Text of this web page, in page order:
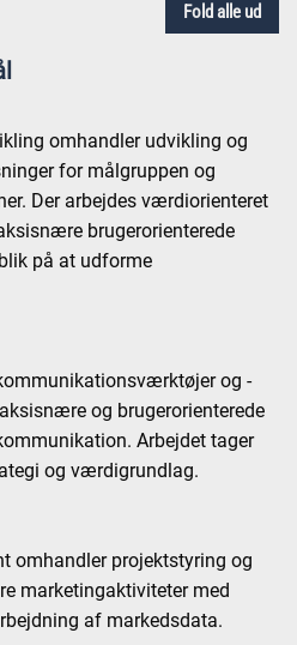
Fold alle ud
omhandler udvikling og
for målgruppen og
Der arbejdes værdiorienteret
brugerorienterede
på at udforme
og -
og brugerorienterede
Arbejdet tager
og værdigrundlag.
omhandler projektstyring og
marketingaktiviteter med
af markedsdata.